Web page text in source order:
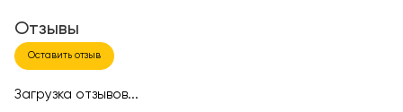
Отзывы
Оставить отзыв
Загрузка отзывов...